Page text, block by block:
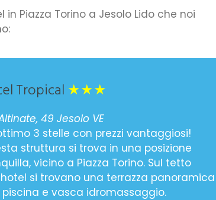
Piazza Torino a Jesolo Lido che noi
Tropical ★★★
49 Jesolo VE
3 stelle con prezzi vantaggiosi!
struttura si trova in una posizione
vicino a Piazza Torino. Sul tetto
si trovano una terrazza panoramica
e vasca idromassaggio.